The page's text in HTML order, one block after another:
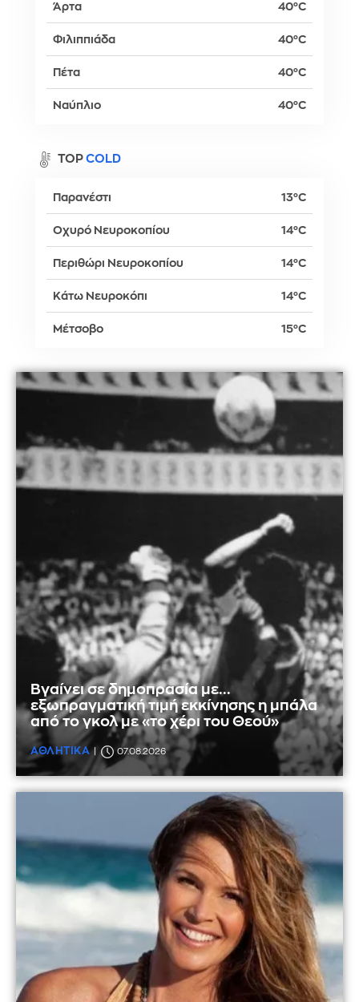
Άρτα 40°C
Φιλιππιάδα 40°C
Πέτα 40°C
Ναύπλιο 40°C
TOP COLD
Παρανέστι 13°C
Οχυρό Νευροκοπίου 14°C
Περιθώρι Νευροκοπίου 14°C
Κάτω Νευροκόπι 14°C
Μέτσοβο 15°C
Βγαίνει σε δημοπρασία με...
εξωπραγματική τιμή εκκίνησης η μπάλα
από το γκολ με «το χέρι του Θεού»
ΑΘΛΗΤΙΚΑ 07.08.2026